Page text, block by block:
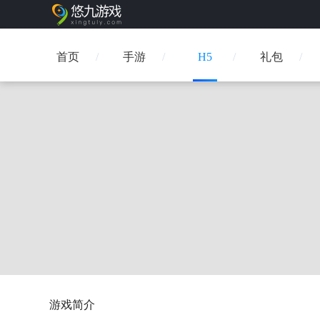
首页 手游 H5 礼包
游戏简介